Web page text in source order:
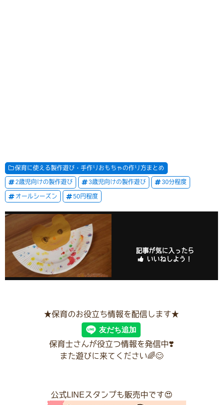
保育に使える製作遊び・手作りおもちゃの作り方まとめ
2歳児向けの製作遊び 3歳児向けの製作遊び 30分程度
オールシーズン 50円程度
記事が気に入ったら
いいねしよう！
★保育のお役立ち情報を配信します★
保育士さんが役立つ情報を発信中❣️
また遊びに来てください🌈😊
公式LINEスタンプも販売中です😍